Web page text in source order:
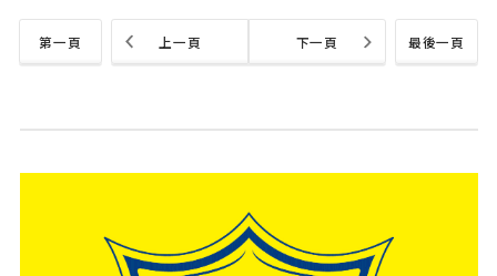
第一頁 最後一頁
上一頁 下一頁